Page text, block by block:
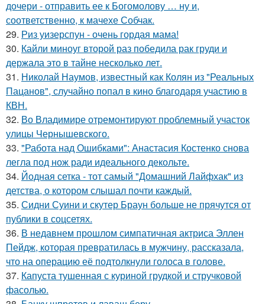
дочери - отправить ее к Богомолову … ну и,
соответственно, к мачехе Собчак.
29. Риз уизерспун - очень гордая мама!
30. Кайли миноуг второй раз победила рак груди и
держала это в тайне несколько лет.
31. Николай Наумов, известный как Колян из "Реальных
Пацанов", случайно попал в кино благодаря участию в
КВН.
32. Во Владимире отремонтируют проблемный участок
улицы Чернышевского.
33. "Работа над Ошибками": Анастасия Костенко снова
легла под нож ради идеального декольте.
34. Йодная сетка - тот самый "Домашний Лайфхак" из
детства, о котором слышал почти каждый.
35. Сидни Суини и скутер Браун больше не прячутся от
публики в соцсетях.
36. В недавнем прошлом симпатичная актриса Эллен
Пейдж, которая превратилась в мужчину, рассказала,
что на операцию её подтолкнули голоса в голове.
37. Капуста тушенная с куриной грудкой и стручковой
фасолью.